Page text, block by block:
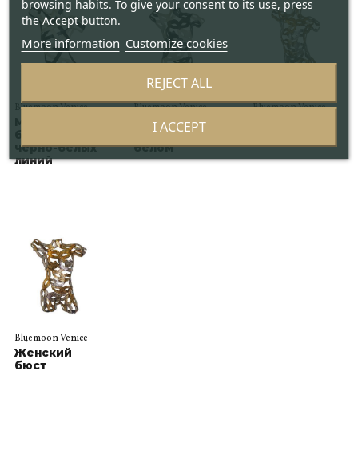
Bluemoon Venice
черно-белых
линий
Bluemoon Venice
Женский
бюст в черно-
белом
Bluemoon Venice
Bluemoon Venice
Женский
бюст
browsing habits. To give your consent to its use, press
the Accept button.
More information Customize cookies
REJECT ALL
I ACCEPT